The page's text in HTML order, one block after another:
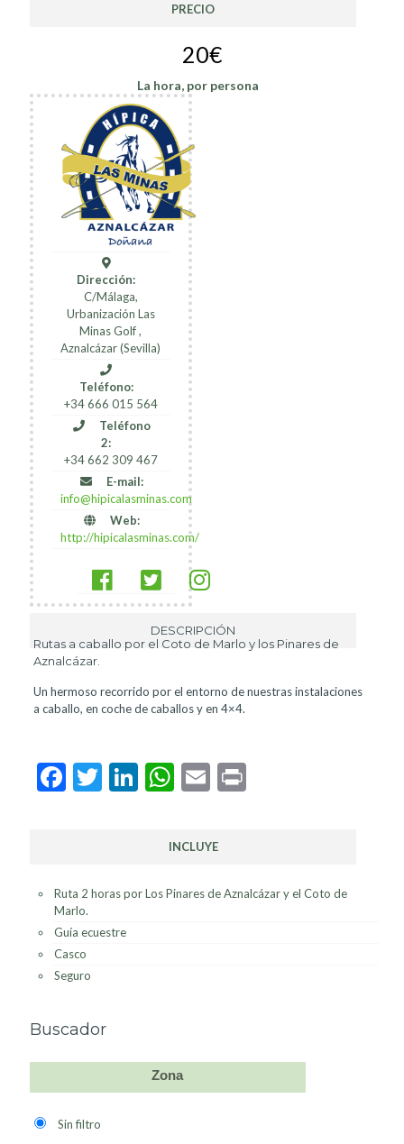
PRECIO
20€
La hora, por persona
Dirección:
C/Málaga,
Urbanización Las
Minas Golf ,
Aznalcázar (Sevilla)
Teléfono:
+34 666 015 564
Teléfono
2:
+34 662 309 467
E-mail:
info@hipicalasminas.com
Web:
http://hipicalasminas.com/
DESCRIPCIÓN
Rutas a caballo por el Coto de Marlo y los Pinares de
Aznalcázar.
Un hermoso recorrido por el entorno de nuestras instalaciones
a caballo, en coche de caballos y en 4×4.
Facebook
Twitter
LinkedIn
WhatsApp
EmailPrint
INCLUYE
Ruta 2 horas por Los Pinares de Aznalcázar y el Coto de
Marlo.
Guía ecuestre
Casco
Seguro
Buscador
Zona
Sin filtro